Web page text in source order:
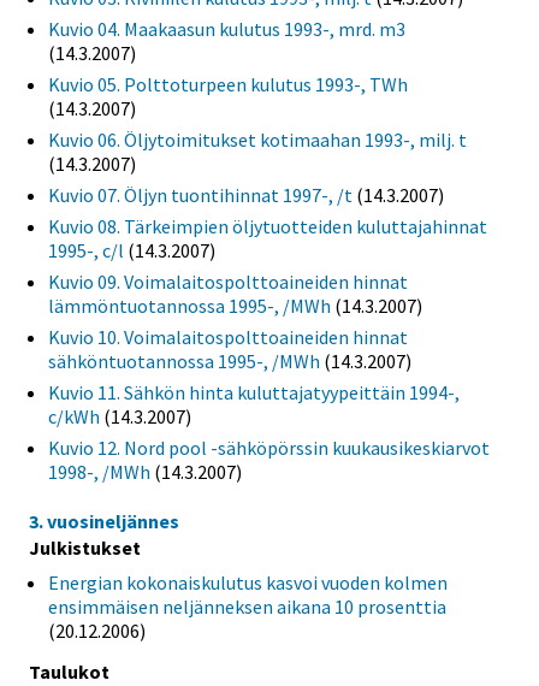
Kuvio 04. Maakaasun kulutus 1993-, mrd. m3
(14.3.2007)
Kuvio 05. Polttoturpeen kulutus 1993-, TWh
(14.3.2007)
Kuvio 06. Öljytoimitukset kotimaahan 1993-, milj. t
(14.3.2007)
Kuvio 07. Öljyn tuontihinnat 1997-, /t (14.3.2007)
Kuvio 08. Tärkeimpien öljytuotteiden kuluttajahinnat
1995-, c/l (14.3.2007)
Kuvio 09. Voimalaitospolttoaineiden hinnat
lämmöntuotannossa 1995-, /MWh (14.3.2007)
Kuvio 10. Voimalaitospolttoaineiden hinnat
sähköntuotannossa 1995-, /MWh (14.3.2007)
Kuvio 11. Sähkön hinta kuluttajatyypeittäin 1994-,
c/kWh (14.3.2007)
Kuvio 12. Nord pool -sähköpörssin kuukausikeskiarvot
1998-, /MWh (14.3.2007)
3. vuosineljännes
Julkistukset
Energian kokonaiskulutus kasvoi vuoden kolmen
ensimmäisen neljänneksen aikana 10 prosenttia
(20.12.2006)
Taulukot